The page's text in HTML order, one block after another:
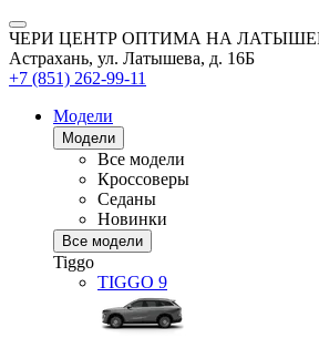
ЧЕРИ ЦЕНТР ОПТИМА НА
Астрахань, ул. Латышева, д. 16Б
+7 (851) 262-99-11
Модели
Модели
Все модели
Кроссоверы
Седаны
Новинки
Все модели
Tiggo
TIGGO 9